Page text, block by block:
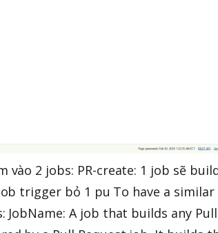
2 jobs: PR-create: 1 job sẽ
trigger bỏ 1 pu To have a similar
A job that builds any Pull